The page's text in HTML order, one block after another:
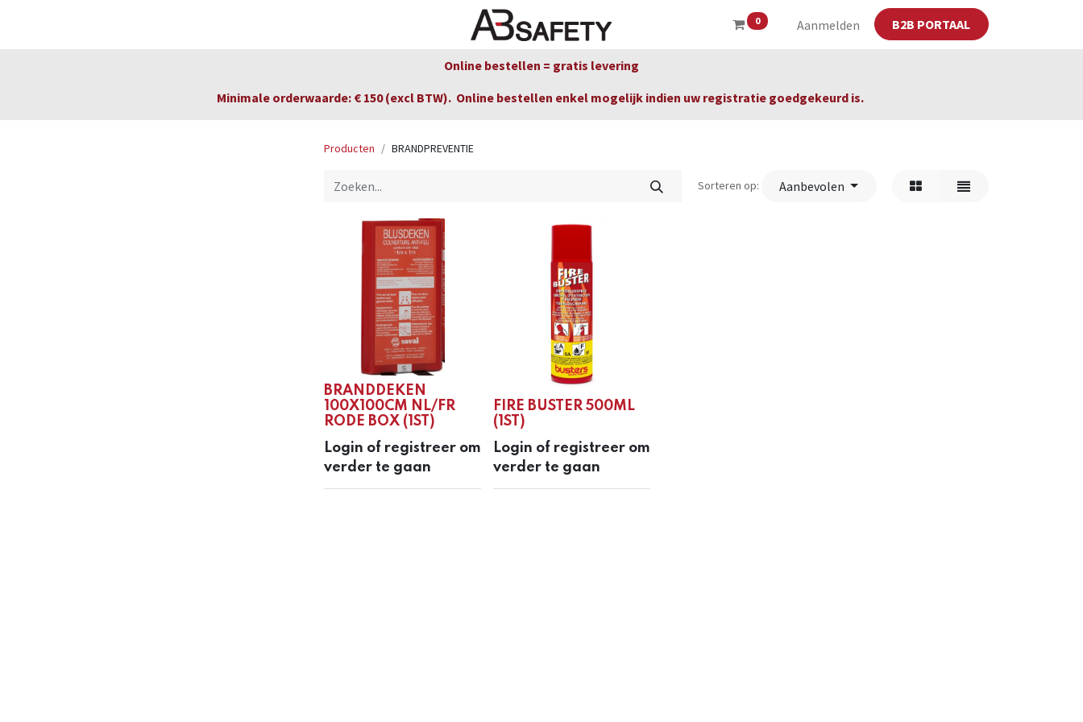
0 Aanmelden B2B PORTAAL
Winkel CE
Online bestellen = gratis levering
Minimale orderwaarde: € 150 (excl BTW). Online bestellen enkel mogelijk indien uw registratie goedgekeurd is.
Producten BRANDPREVENTIE
Sorteren op: Aanbevolen
BRANDDEKEN
100X100CM NL/FR
RODE BOX (1ST)
Login of registreer om
verder te gaan
FIRE BUSTER 500ML
(1ST)
Login of registreer om
verder te gaan